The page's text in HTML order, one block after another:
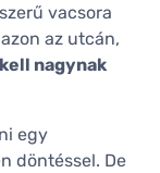
vacsora
az utcán,
nagynak
egy
döntéssel. De